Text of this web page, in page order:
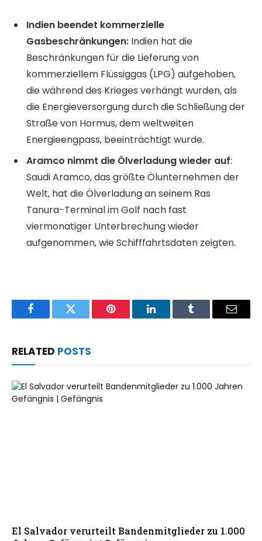
Indien beendet kommerzielle
Gasbeschränkungen: Indien hat die
Beschränkungen für die Lieferung von
kommerziellem Flüssiggas (LPG) aufgehoben,
die während des Krieges verhängt wurden, als
die Energieversorgung durch die Schließung der
Straße von Hormus, dem weltweiten
Energieengpass, beeinträchtigt wurde.
Aramco nimmt die Ölverladung wieder auf:
Saudi Aramco, das größte Ölunternehmen der
Welt, hat die Ölverladung an seinem Ras
Tanura-Terminal im Golf nach fast
viermonatiger Unterbrechung wieder
aufgenommen, wie Schifffahrtsdaten zeigten.
FacebookTwitter Pinterest LinkedInTumblr Email
RELATED POSTS
El Salvador verurteilt Bandenmitglieder zu 1.000